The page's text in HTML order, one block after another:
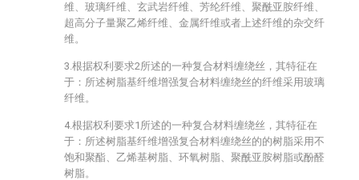
维、玻璃纤维、玄武岩纤维、芳纶纤维、聚酰亚胺纤维、
超高分子量聚乙烯纤维、金属纤维或者上述纤维的杂交纤
维。
3.根据权利要求2所述的一种复合材料缠绕丝，其特征在
于：所述树脂基纤维增强复合材料缠绕丝的纤维采用玻璃
纤维。
4.根据权利要求1所述的一种复合材料缠绕丝，其特征在
于：所述树脂基纤维增强复合材料缠绕丝的的树脂采用不
饱和聚酯、乙烯基树脂、环氧树脂、聚酰亚胺树脂或酚醛
树脂。